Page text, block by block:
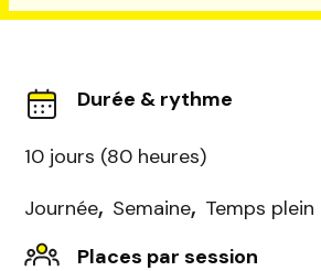
Durée & rythme
10 jours (80 heures)
Journée, Semaine, Temps plein
Places par session